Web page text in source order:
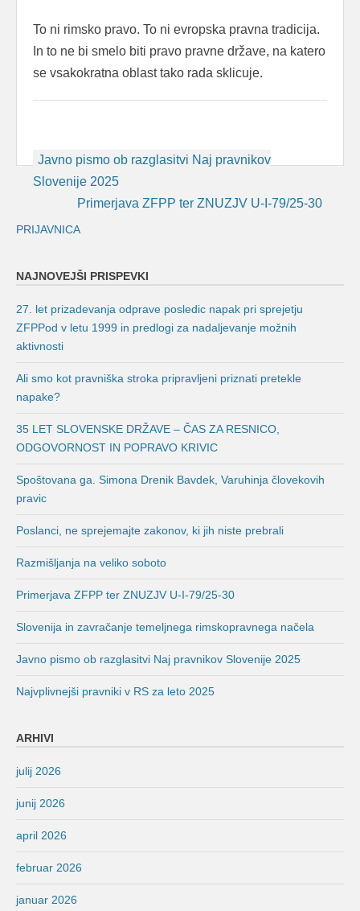
To ni rimsko pravo. To ni evropska pravna tradicija.
In to ne bi smelo biti pravo pravne države, na katero
se vsakokratna oblast tako rada sklicuje.
Post
navigation
Javno pismo ob razglasitvi Naj pravnikov
Slovenije 2025
Primerjava ZFPP ter ZNUZJV U-I-79/25-30
PRIJAVNICA
NAJNOVEJŠI PRISPEVKI
27. let prizadevanja odprave posledic napak pri sprejetju
ZFPPod v letu 1999 in predlogi za nadaljevanje možnih
aktivnosti
Ali smo kot pravniška stroka pripravljeni priznati pretekle
napake?
35 LET SLOVENSKE DRŽAVE – ČAS ZA RESNICO,
ODGOVORNOST IN POPRAVO KRIVIC
Spoštovana ga. Simona Drenik Bavdek, Varuhinja človekovih
pravic
Poslanci, ne sprejemajte zakonov, ki jih niste prebrali
Razmišljanja na veliko soboto
Primerjava ZFPP ter ZNUZJV U-I-79/25-30
Slovenija in zavračanje temeljnega rimskopravnega načela
Javno pismo ob razglasitvi Naj pravnikov Slovenije 2025
Najvplivnejši pravniki v RS za leto 2025
ARHIVI
julij 2026
junij 2026
april 2026
februar 2026
januar 2026